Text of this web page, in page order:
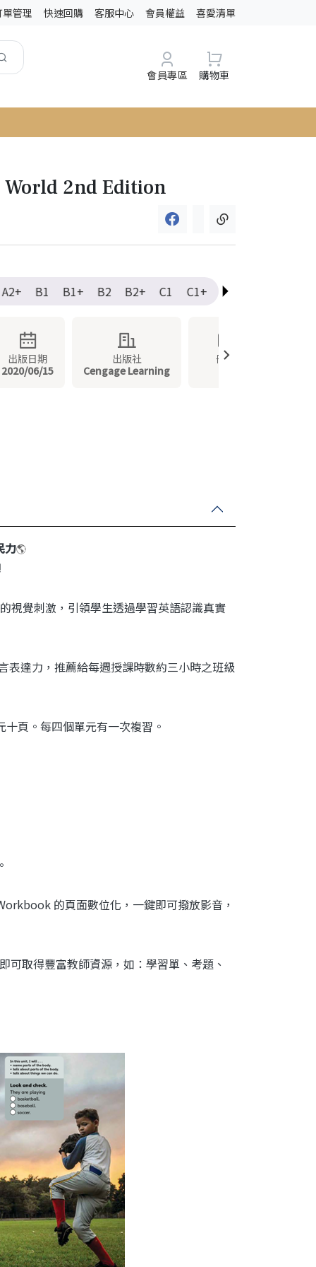
單管理 快速回購 客服中心 會員權益 喜愛清單
會員專區 購物車
2nd Edition
A2+ B1 B1+ B2 B2+ C1 C1+ C2
出版日期
2020/06/15
出版社
Cengage Learning
冊數
力🌎
視覺刺激，引領學生透過學習英語認識真實
達力，推薦給每週授課時數約三小時之班級
頁。每四個單元有一次複習。
的頁面數位化，一鍵即可撥放影音，
取得豐富教師資源，如：學習單、考題、